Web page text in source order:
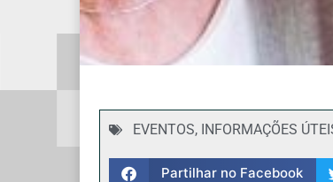
EVENTOS, INFORMAÇÕES
Partilhar no Facebook